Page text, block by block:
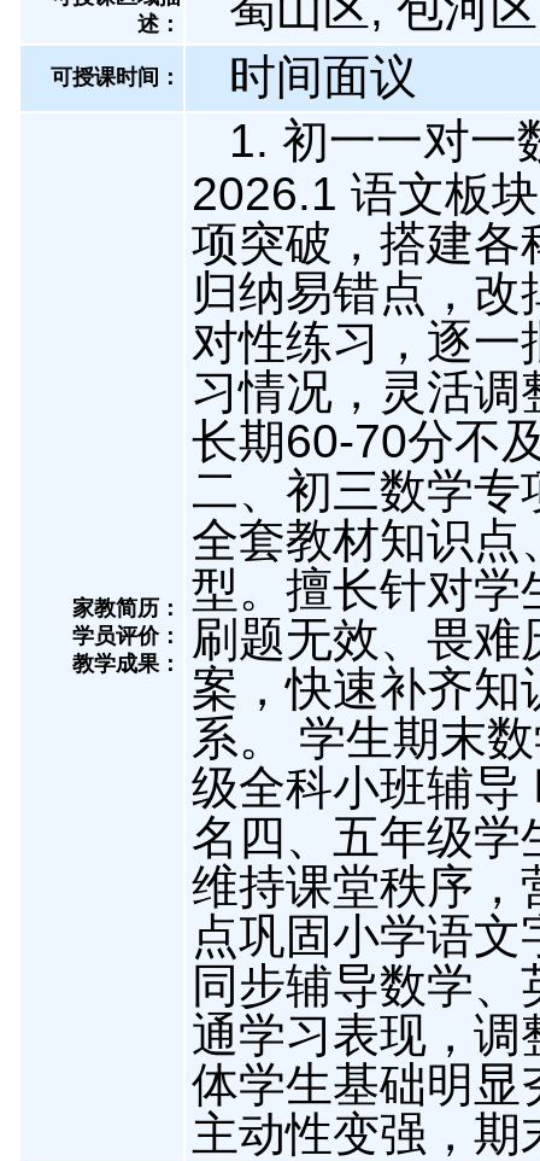
述：
可授课时间： 时间面议
家教简历：
学员评价：
教学成果：
1. 初一一对一
2026.1 语文板
项突破，搭建各
归纳易错点，
对性练习，逐一
习情况，灵活调
长期60-70分不
二、初三数学专
全套教材知识点
型。擅长针对学
刷题无效、畏难
案，快速补齐知
系。 学生期末
级全科小班辅
名四、五年级学
维持课堂秩序，
点巩固小学语
同步辅导数学
通学习表现，调
体学生基础明显
主动性变强，期